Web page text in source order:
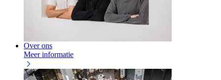
Over ons
Meer informatie